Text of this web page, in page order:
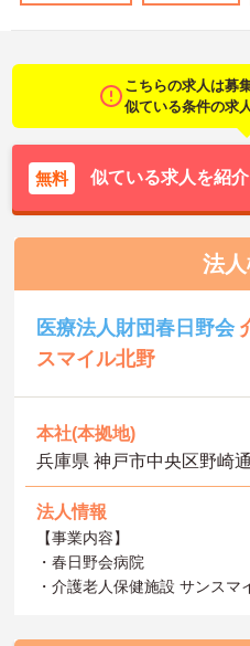
こちらの求人は募
似ている条件の求
無料 似ている求人を紹
法
医療法人財団春日野会
スマイル北野
本社(本拠地)
兵庫県 神戸市中央区野崎
法人情報
【事業内容】
・春日野会病院
・介護老人保健施設 サンスマ